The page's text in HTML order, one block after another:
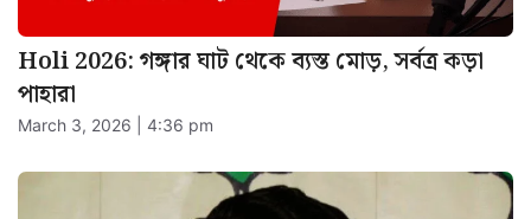
Holi 2026: গঙ্গার ঘাট থেকে ব্যস্ত মোড়, সর্বত্র কড়া
পাহারা
March 3, 2026 | 4:36 pm